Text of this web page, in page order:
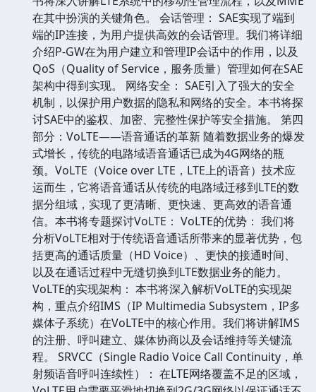
在其中扮演的关键角色。 会话管理： SAE实现了端到
端的IP连接，为用户提供高效的会话管理。我们将详细
介绍P-GW在为用户建立和管理IP会话中的作用，以及
QoS（Quality of Service，服务质量）管理如何在SAE
架构中得到实现。 网络安全： SAE引入了强大的安全
机制，以保护用户数据的隐私和网络的安全。本书将探
讨SAE中的鉴权、加密、完整性保护等安全措施。 第四
部分：VoLTE——语音通话的革新 随着数据业务的爆发
式增长，传统的电路域语音通话已成为4G网络的瓶
颈。VoLTE（Voice over LTE，LTE上的语音）技术应
运而生，它将语音通话从传统的电路域迁移到LTE的数
据分组域，实现了更清晰、更快速、更高效的语音通
信。本书将专题探讨VoLTE： VoLTE的优势： 我们将
分析VoLTE相对于传统语音通话所带来的显著优势，包
括更高的通话质量（HD Voice）、更快的接通时间、
以及在通话过程中无缝切换到LTE数据业务的能力。
VoLTE的实现架构： 本书将深入解析VoLTE的实现架
构，重点介绍IMS（IP Multimedia Subsystem，IP多
媒体子系统）在VoLTE中的核心作用。我们将讲解IMS
的注册、呼叫建立、媒体协商以及会话维持等关键流
程。 SRVCC（Single Radio Voice Call Continuity，单
射频语音呼叫连续性）： 在LTE网络覆盖不足的区域，